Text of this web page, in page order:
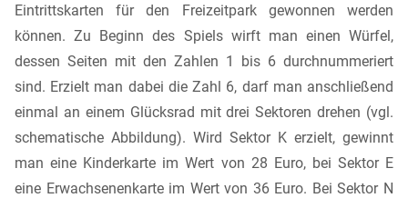
Eintrittskarten für den Freizeitpark gewonnen werden
können. Zu Beginn des Spiels wirft man einen Würfel,
dessen Seiten mit den Zahlen 1 bis 6 durchnummeriert
sind. Erzielt man dabei die Zahl 6, darf man anschließend
einmal an einem Glücksrad mit drei Sektoren drehen (vgl.
schematische Abbildung). Wird Sektor K erzielt, gewinnt
man eine Kinderkarte im Wert von 28 Euro, bei Sektor E
eine Erwachsenenkarte im Wert von 36 Euro. Bei Sektor N